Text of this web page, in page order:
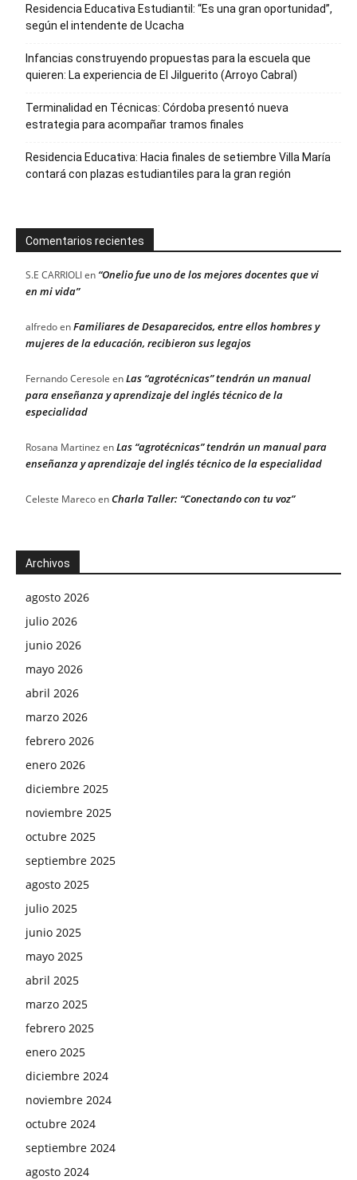
Residencia Educativa Estudiantil: “Es una gran oportunidad”,
según el intendente de Ucacha
Infancias construyendo propuestas para la escuela que
quieren: La experiencia de El Jilguerito (Arroyo Cabral)
Terminalidad en Técnicas: Córdoba presentó nueva
estrategia para acompañar tramos finales
Residencia Educativa: Hacia finales de setiembre Villa María
contará con plazas estudiantiles para la gran región
Comentarios recientes
S.E CARRIOLIen “Onelio fue uno de los mejores docentes que vi
en mi vida”
alfredoenFamiliares de Desaparecidos, entre ellos hombres y
mujeres de la educación, recibieron sus legajos
Fernando Ceresole enLas “agrotécnicas” tendrán un manual
para enseñanza y aprendizaje del inglés técnico de la
especialidad
Rosana Martinez enLas “agrotécnicas” tendrán un manual para
enseñanza y aprendizaje del inglés técnico de la especialidad
Celeste MarecoenCharla Taller: “Conectando con tu voz”
Archivos
agosto 2026
julio 2026
junio 2026
mayo 2026
abril 2026
marzo 2026
febrero 2026
enero 2026
diciembre 2025
noviembre 2025
octubre 2025
septiembre 2025
agosto 2025
julio 2025
junio 2025
mayo 2025
abril 2025
marzo 2025
febrero 2025
enero 2025
diciembre 2024
noviembre 2024
octubre 2024
septiembre 2024
agosto 2024